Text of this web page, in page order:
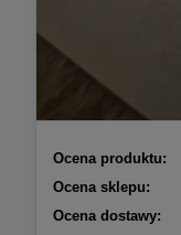
Ocena produktu:
Ocena sklepu:
Ocena dostawy: